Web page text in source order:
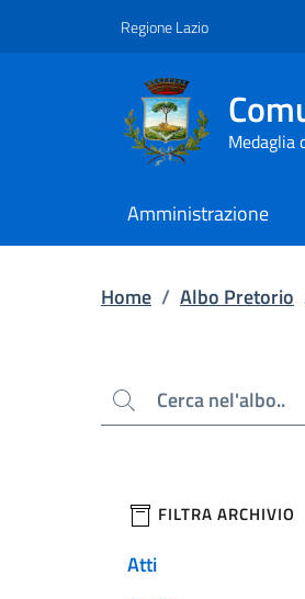
Regione Lazio
Medaglia
Amministrazione
Home / Albo Pretorio
Cerca
filtri da
FILTRA ARCHIVIO
Atti